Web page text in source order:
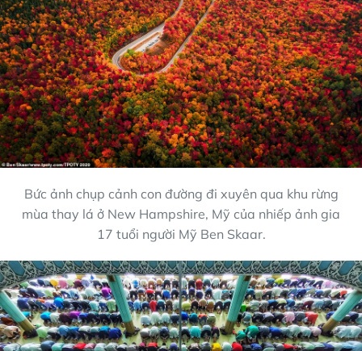
Bức ảnh chụp cảnh con đường đi xuyên qua khu rừng
mùa thay lá ở New Hampshire, Mỹ của nhiếp ảnh gia
17 tuổi người Mỹ Ben Skaar.